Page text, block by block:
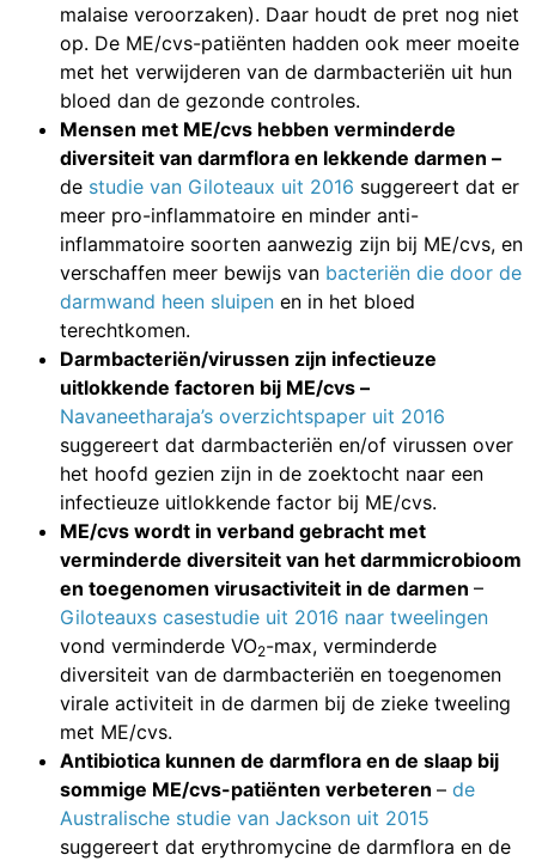
malaise veroorzaken). Daar houdt de pret nog niet
op. De ME/cvs-patiënten hadden ook meer moeite
met het verwijderen van de darmbacteriën uit hun
bloed dan de gezonde controles.
Mensen met ME/cvs hebben verminderde
diversiteit van darmflora en lekkende darmen –
de studie van Giloteaux uit 2016 suggereert dat er
meer pro-inflammatoire en minder anti-
inflammatoire soorten aanwezig zijn bij ME/cvs, en
verschaffen meer bewijs van bacteriën die door de
darmwand heen sluipen en in het bloed
terechtkomen.
Darmbacteriën/virussen zijn infectieuze
uitlokkende factoren bij ME/cvs –
Navaneetharaja’s overzichtspaper uit 2016
suggereert dat darmbacteriën en/of virussen over
het hoofd gezien zijn in de zoektocht naar een
infectieuze uitlokkende factor bij ME/cvs.
ME/cvs wordt in verband gebracht met
verminderde diversiteit van het darmmicrobioom
en toegenomen virusactiviteit in de darmen –
Giloteauxs casestudie uit 2016 naar tweelingen
vond verminderde VO2-max, verminderde
diversiteit van de darmbacteriën en toegenomen
virale activiteit in de darmen bij de zieke tweeling
met ME/cvs.
Antibiotica kunnen de darmflora en de slaap bij
sommige ME/cvs-patiënten verbeteren – de
Australische studie van Jackson uit 2015
suggereert dat erythromycine de darmflora en de